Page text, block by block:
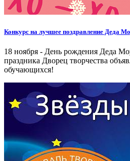
Конкурс на лучшее поздравление Деда
18 ноября - День рождения Деда
праздника Дворец творчества
обучающихся!